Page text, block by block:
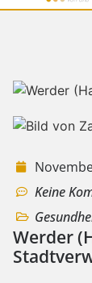
Keine
Werder